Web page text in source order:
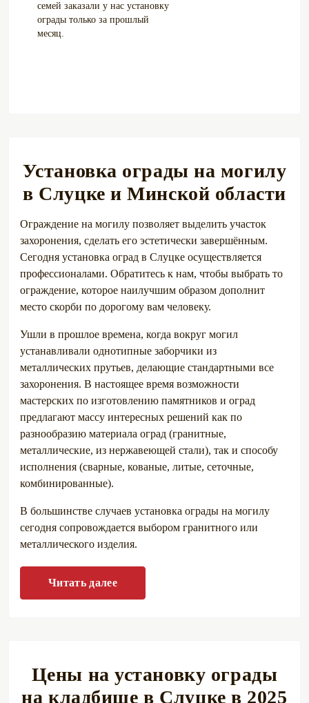
семей заказали у нас установку
ограды только за прошлый
месяц.
Установка ограды на могилу
в Слуцке и Минской области
Ограждение на могилу позволяет выделить участок
захоронения, сделать его эстетически завершённым.
Сегодня установка оград в Слуцке осуществляется
профессионалами. Обратитесь к нам, чтобы выбрать то
ограждение, которое наилучшим образом дополнит
место скорби по дорогому вам человеку.
Ушли в прошлое времена, когда вокруг могил
устанавливали однотипные заборчики из
металлических прутьев, делающие стандартными все
захоронения. В настоящее время возможности
мастерских по изготовлению памятников и оград
предлагают массу интересных решений как по
разнообразию материала оград (гранитные,
металлические, из нержавеющей стали), так и способу
исполнения (сварные, кованые, литые, сеточные,
комбинированные).
В большинстве случаев установка ограды на могилу
сегодня сопровождается выбором гранитного или
металлического изделия.
Читать далее
Цены на установку ограды
на кладбище в Слуцке в 2025